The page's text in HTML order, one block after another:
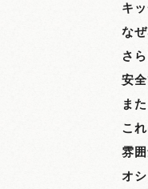
キ
な
さ
安
ま
こ
雰
オ